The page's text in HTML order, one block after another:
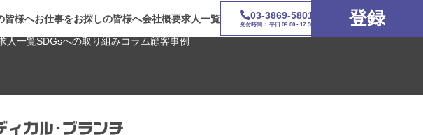
皆様へお仕事をお探しの皆様へ会社概要求人一覧 03-3869-5801
受付時間： 平日 09:00 - 17:30 登録
人一覧SDGsへの取り組みコラム顧客事例